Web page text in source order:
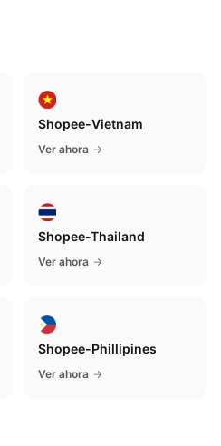
Shopee-Vietnam
Ver ahora
Shopee-Thailand
Ver ahora
Shopee-Phillipines
Ver ahora